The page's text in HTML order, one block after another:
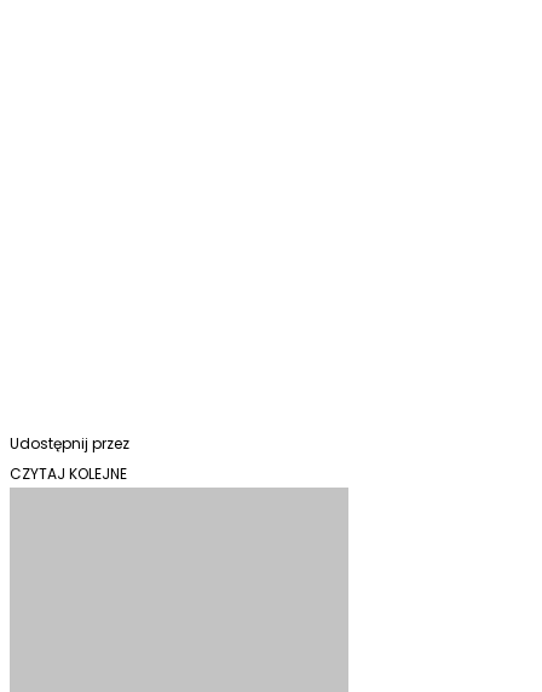
Udostępnij przez
CZYTAJ KOLEJNE